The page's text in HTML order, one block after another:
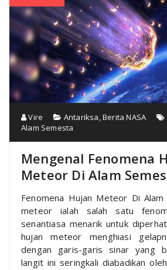
Vire Antariksa ,Berita NASA
Alam Semesta
Mengenal Fenomena
Meteor Di Alam
Fenomena Hujan Meteor Di
meteor ialah salah satu
senantiasa menarik untuk
hujan meteor menghiasi
dengan garis-garis sinar yang
langit ini seringkali diabadikan